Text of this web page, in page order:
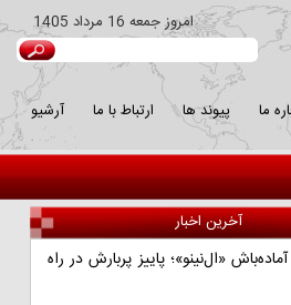
امروزجمعه 16 مرداد 1405
آرشیو ارتباط با ما پیوند ها ما
آخرین اخبار
«ال‌نینو»؛ پاییز پربارش در راه